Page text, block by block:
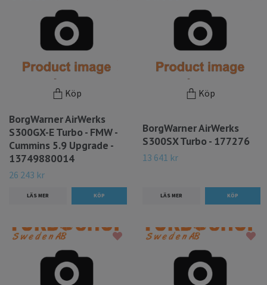
Köp
BorgWarner AirWerks
S300GX-E Turbo - FMW -
Cummins 5.9 Upgrade -
13749880014
26 243 kr
LÄS MER
Köp
BorgWarner AirWerks
S300SX Turbo - 177276
13 641 kr
LÄS MER